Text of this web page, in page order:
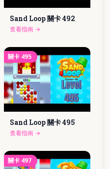
Sand Loop 關卡492
查看指南 →
關卡 495
Sand Loop 關卡495
查看指南 →
關卡 497